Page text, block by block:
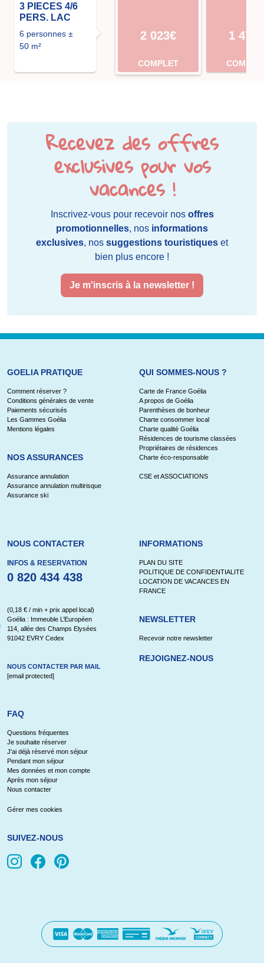
3 PIECES 4/6
PERS. LAC
6 personnes ±
50 m²
2 023€
COMPLET
1 472€
Recevez des offres
exclusives pour vos
vacances !
Inscrivez-vous pour recevoir nos offres
promotionnelles, nos informations
exclusives, nos suggestions touristiques et
bien plus encore !
Je m'inscris à la newsletter !
GOELIA PRATIQUE
Comment réserver ?
Conditions générales de vente
Paiements sécurisés
Les Gammes Goélia
Mentions légales
NOS ASSURANCES
Assurance annulation
Assurance annulation multirisque
Assurance ski
QUI SOMMES-NOUS ?
Carte de France Goélia
A propos de Goélia
Parenthèses de bonheur
Charte consommer local
Charte qualité Goélia
Résidences de tourisme classées
Propriétaires de résidences
Charte éco-responsable
CSE et ASSOCIATIONS
NOUS CONTACTER
INFOS & RESERVATION
0 820 434 438
(0,18 € / min + prix appel local)
Goélia : Immeuble L’Européen
114, allée des Champs Elysées
91042 EVRY Cedex
NOUS CONTACTER PAR MAIL
[email protected]
INFORMATIONS
PLAN DU SITE
POLITIQUE DE CONFIDENTIALITE
LOCATION DE VACANCES EN
FRANCE
NEWSLETTER
Recevoir notre newsletter
REJOIGNEZ-NOUS
FAQ
Questions fréquentes
Je souhaite réserver
J'ai déjà réservé mon séjour
Pendant mon séjour
Mes données et mon compte
Après mon séjour
Nous contacter
Gérer mes cookies
SUIVEZ-NOUS